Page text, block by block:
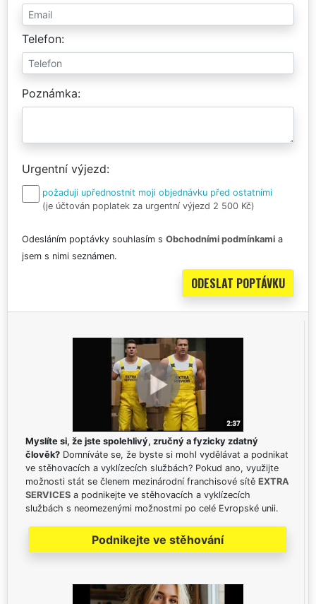
Telefon
Poznámka
Urgentní výjezd
požaduji upřednostnit moji objednávku před ostatními
(je účtován poplatek za urgentní výjezd 2 500 Kč)
Odesláním poptávky souhlasím s Obchodními podmínkami a
jsem s nimi seznámen.
Myslíte si, že jste spolehlivý, zručný a fyzicky zdatný
člověk? Domníváte se, že byste si mohl vydělávat a podnikat
ve stěhovacích a vyklízecích službách? Pokud ano, využijte
možnosti stát se členem mezinárodní franchisové sítě EXTRA
SERVICES a podnikejte ve stěhovacích a vyklízecích
službách s neomezenými možnostmi po celé Evropské unii.
Podnikejte ve stěhování